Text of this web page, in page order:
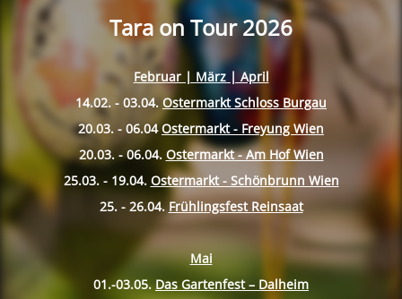
Tara on Tour 2026
Februar | März | April
14.02. - 03.04. Ostermarkt Schloss Burgau
20.03. - 06.04 Ostermarkt - Freyung Wien
20.03. - 06.04. Ostermarkt - Am Hof Wien
25.03. - 19.04. Ostermarkt - Schönbrunn Wien
25. - 26.04. Frühlingsfest Reinsaat
Mai
01.-03.05. Das Gartenfest – Dalheim